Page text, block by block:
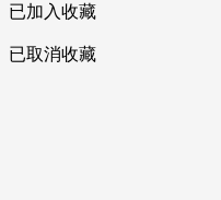
已加入收藏
已取消收藏